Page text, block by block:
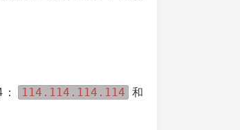
114.114.114.114
和